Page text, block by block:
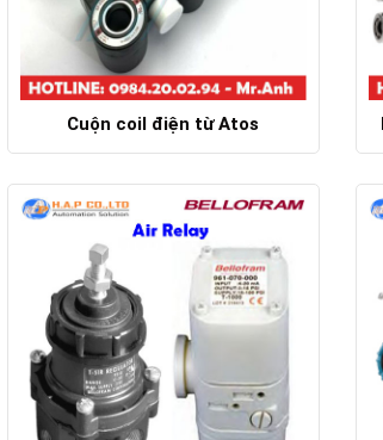
Cuộn coil điện từ Atos
Chi tiết